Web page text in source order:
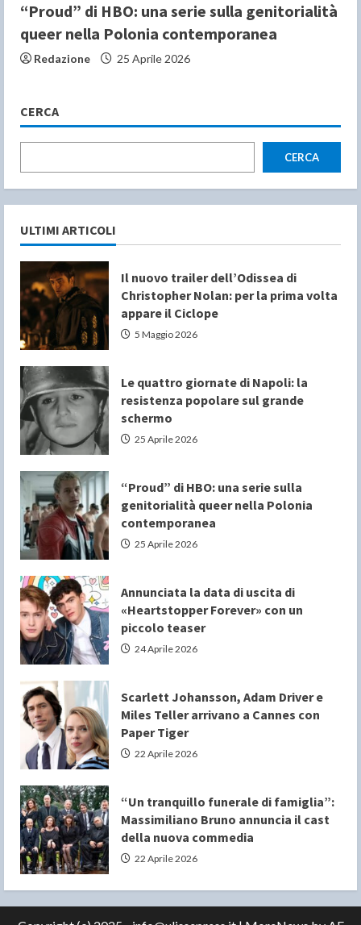
“Proud” di HBO: una serie sulla genitorialità
queer nella Polonia contemporanea
Redazione 25 Aprile 2026
CERCA
CERCA
ULTIMI ARTICOLI
Il nuovo trailer dell’Odissea di
Christopher Nolan: per la prima volta
appare il Ciclope
5 Maggio 2026
Le quattro giornate di Napoli: la
resistenza popolare sul grande
schermo
25 Aprile 2026
“Proud” di HBO: una serie sulla
genitorialità queer nella Polonia
contemporanea
25 Aprile 2026
Annunciata la data di uscita di
«Heartstopper Forever» con un
piccolo teaser
24 Aprile 2026
Scarlett Johansson, Adam Driver e
Miles Teller arrivano a Cannes con
Paper Tiger
22 Aprile 2026
“Un tranquillo funerale di famiglia”:
Massimiliano Bruno annuncia il cast
della nuova commedia
22 Aprile 2026